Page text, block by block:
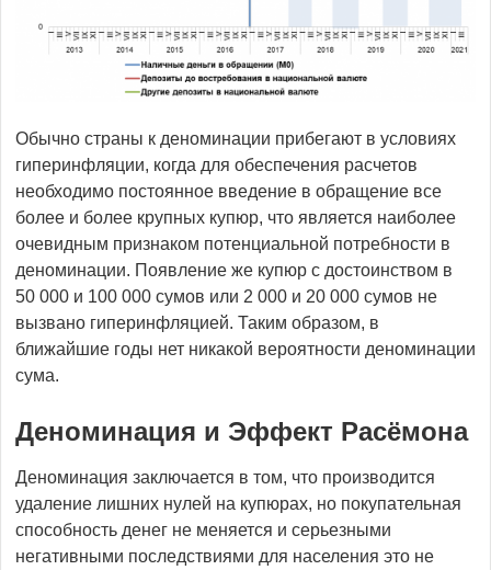
Обычно страны к деноминации прибегают в условиях
гиперинфляции, когда для обеспечения расчетов
необходимо постоянное введение в обращение все
более и более крупных купюр, что является наиболее
очевидным признаком потенциальной потребности в
деноминации. Появление же купюр с достоинством в
50 000 и 100 000 сумов или 2 000 и 20 000 сумов не
вызвано гиперинфляцией. Таким образом, в
ближайшие годы нет никакой вероятности деноминации
сума.
Деноминация и Эффект Расёмона
Деноминация заключается в том, что производится
удаление лишних нулей на купюрах, но покупательная
способность денег не меняется и серьезными
негативными последствиями для населения это не